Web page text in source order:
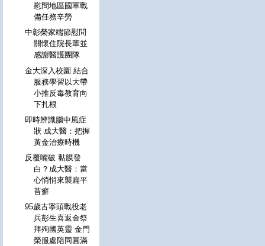
慰問地區國軍戰
備任務辛勞
中彰榮家端節慰問
關懷住院長輩並
感謝醫護團隊
金大深入校園 結合
服務學習以大帶
小推反毒教育向
下扎根
即時辨識腦中風症
狀 成大醫：把握
黃金治療時機
反覆嘴破 黏膜發
白？成大醫：當
心悄悄來襲扁平
苔癬
95歲古寧頭戰役老
兵彭生喜返金祭
拜殉國英靈 金門
榮服處陪同圓滿